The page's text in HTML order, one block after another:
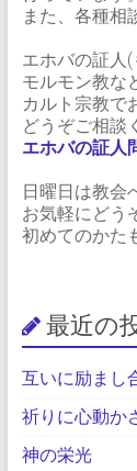
また、各種相
エホバの証人(
モルモン教な
カルト宗教で
どうぞご相談
エホバの証人
日曜日は教会
お気軽にどう
初めてのかた
最近の
互いに励まし
祈りに心動か
神の栄光